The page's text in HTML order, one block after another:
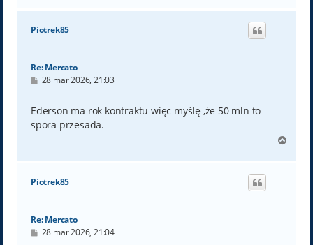
g
Piotrek85
Re: Mercato
P
t
28 mar 2026, 21:03
Ederson ma rok kontraktu więc myślę ,że 50 mln to
spora przesada.
g
Piotrek85
Re: Mercato
P28 mar 2026, 21:04